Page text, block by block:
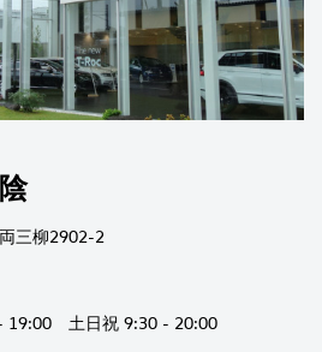
三柳2902-2
19:00 土日祝 9:30 - 20:00